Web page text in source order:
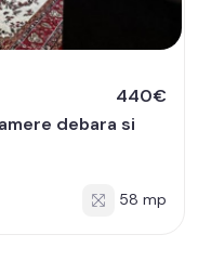
440€
debara si
58 mp